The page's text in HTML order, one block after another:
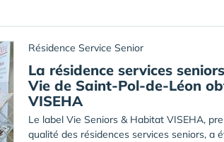
Résidence Service Senior
La résidence services
Vie de Saint-Pol-de-Léon
VISEHA
Le label Vie Seniors & Habitat VISEHA,
qualité des résidences services seniors, a